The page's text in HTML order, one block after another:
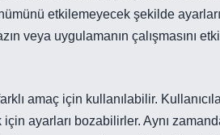
etkilemeyecek şekilde
veya uygulamanın çalışmasını
amaç için kullanılabilir.
ayarları bozabilirler. Aynı